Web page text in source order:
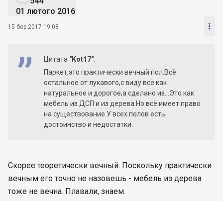
01 лютого 2016
15 бер 2017 19:08 
Цитата "Kot17":
Паркет,это практически вечный пол.Всё
остальное от лукавого,с виду всё как
натуральное и дорогое,а сделано из...Это как
мебель из ДСП и из дерева.Но всё имеет право
на существование.У всех полов есть
достоинство и недостатки.
Скорее теоретически вечный. Поскольку практически
вечным его точно не назовешь - мебель из дерева
тоже не вечна. Плавали, знаем.